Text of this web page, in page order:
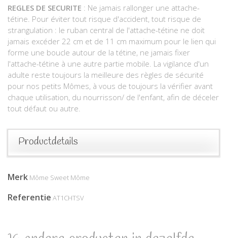
REGLES DE SECURITE : Ne jamais rallonger une attache-
tétine. Pour éviter tout risque d'accident, tout risque de
strangulation : le ruban central de l'attache-tétine ne doit
jamais excéder 22 cm et de 11 cm maximum pour le lien qui
forme une boucle autour de la tétine, ne jamais fixer
l'attache-tétine à une autre partie mobile. La vigilance d'un
adulte reste toujours la meilleure des règles de sécurité
pour nos petits Mômes, à vous de toujours la vérifier avant
chaque utilisation, du nourrisson/ de l'enfant, afin de déceler
tout défaut ou autre.
Productdetails
Merk Môme Sweet Môme
Referentie AT1CHTSV